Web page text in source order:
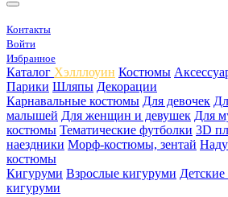
Контакты
Войти
Избранное
Каталог Хэлллоуин Костюмы
Парики Шляпы Декорации
Карнавальные костюмы Для девочек
малышей Для женщин и девушек Для
костюмы Тематические футболки 3D
наездники Морф-костюмы, зентай
костюмы
Кигуруми Взрослые кигуруми
кигуруми